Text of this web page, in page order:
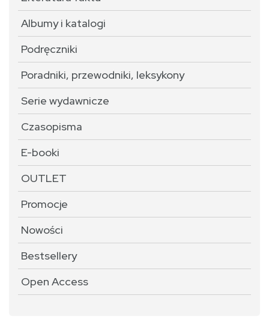
Albumy i katalogi
Podręczniki
Poradniki, przewodniki, leksykony
Serie wydawnicze
Czasopisma
E-booki
OUTLET
Promocje
Nowości
Bestsellery
Open Access